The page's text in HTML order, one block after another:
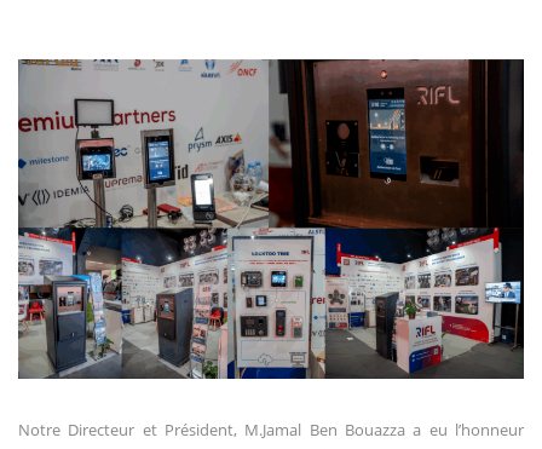
Notre Directeur et Président, M.Jamal Ben Bouazza a eu l’honneur